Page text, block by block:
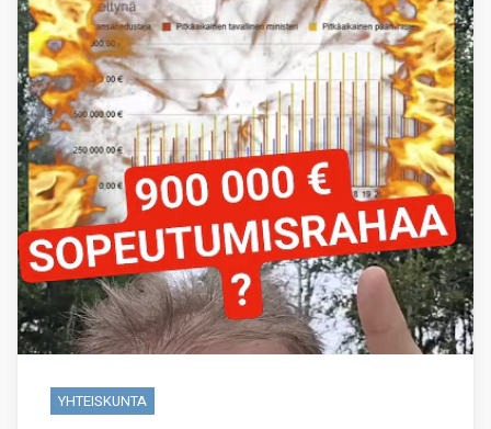
YHTEISKUNTA